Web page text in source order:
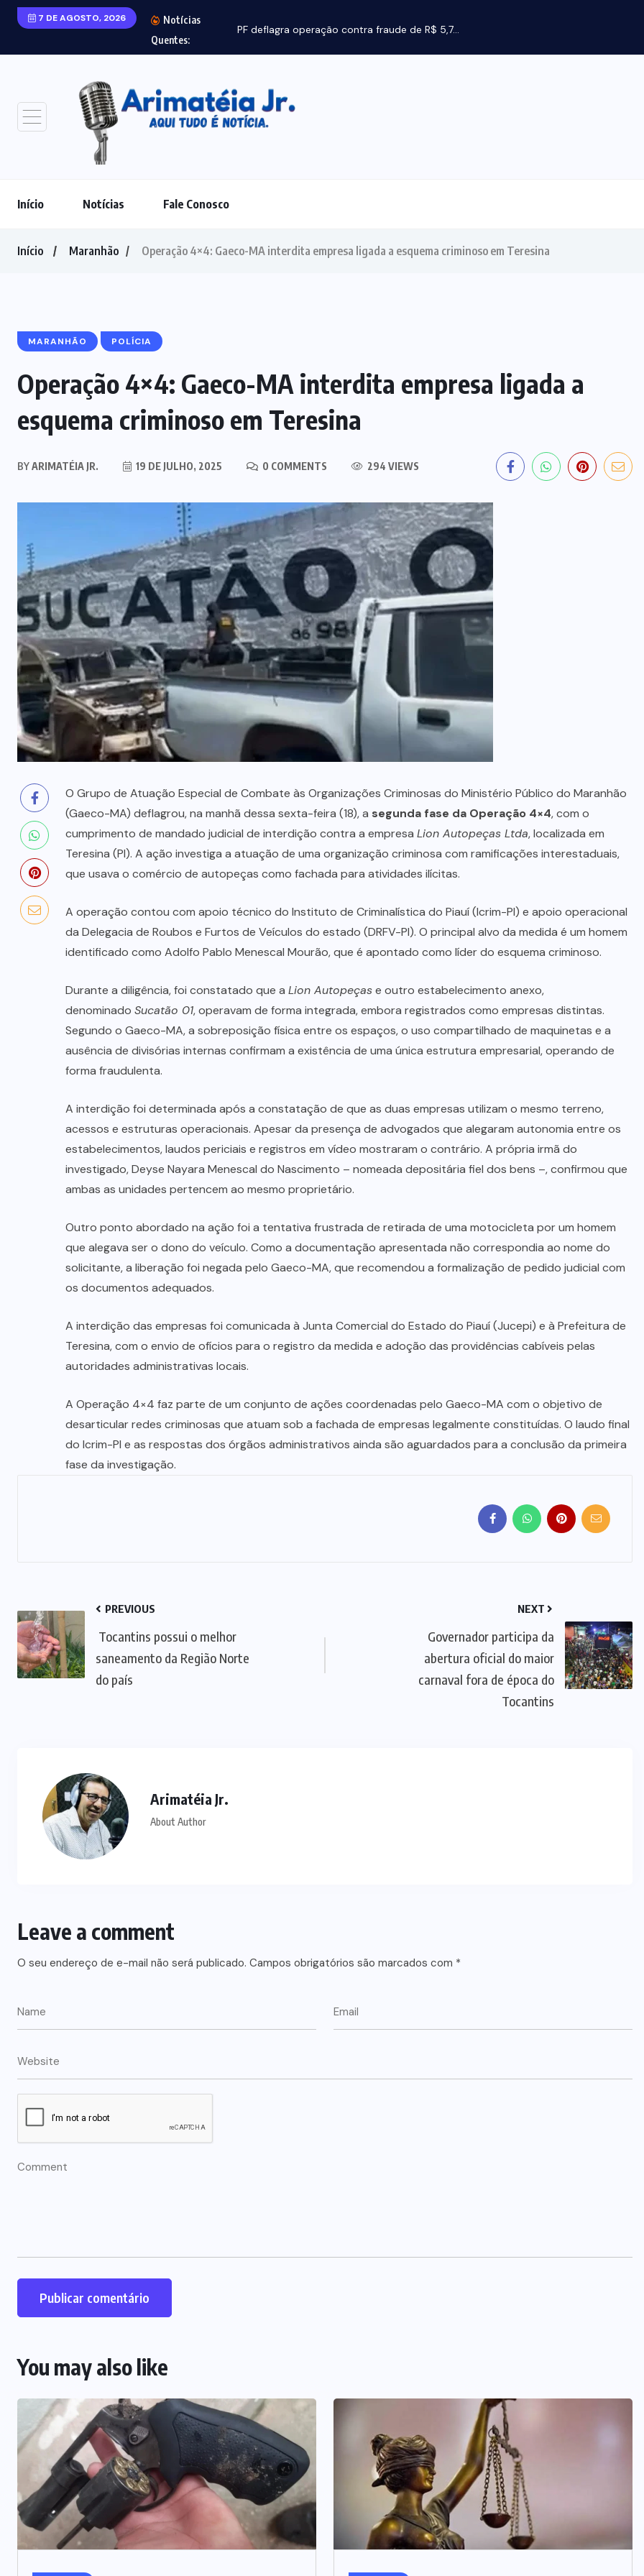
7 DE AGOSTO, 2026
Notícias
Quentes:
PF deflagra operação contra fraude de R$ 5,7...
Início Notícias Fale Conosco
Início Maranhão Operação 4×4: Gaeco-MA interdita empresa ligada a esquema criminoso em Teresina
MARANHÃO POLÍCIA
Operação 4×4: Gaeco-MA interdita empresa ligada a
esquema criminoso em Teresina
BYARIMATÉIA JR. 19 DE JULHO, 2025 0 COMMENTS 294 VIEWS
O Grupo de Atuação Especial de Combate às Organizações Criminosas do Ministério Público do Maranhão
(Gaeco-MA) deflagrou, na manhã dessa sexta-feira (18), a segunda fase da Operação 4×4, com o
cumprimento de mandado judicial de interdição contra a empresa Lion Autopeças Ltda, localizada em
Teresina (PI). A ação investiga a atuação de uma organização criminosa com ramificações interestaduais,
que usava o comércio de autopeças como fachada para atividades ilícitas.
A operação contou com apoio técnico do Instituto de Criminalística do Piauí (Icrim-PI) e apoio operacional
da Delegacia de Roubos e Furtos de Veículos do estado (DRFV-PI). O principal alvo da medida é um homem
identificado como Adolfo Pablo Menescal Mourão, que é apontado como líder do esquema criminoso.
Durante a diligência, foi constatado que a Lion Autopeçase outro estabelecimento anexo,
denominado Sucatão 01, operavam de forma integrada, embora registrados como empresas distintas.
Segundo o Gaeco-MA, a sobreposição física entre os espaços, o uso compartilhado de maquinetas e a
ausência de divisórias internas confirmam a existência de uma única estrutura empresarial, operando de
forma fraudulenta.
A interdição foi determinada após a constatação de que as duas empresas utilizam o mesmo terreno,
acessos e estruturas operacionais. Apesar da presença de advogados que alegaram autonomia entre os
estabelecimentos, laudos periciais e registros em vídeo mostraram o contrário. A própria irmã do
investigado, Deyse Nayara Menescal do Nascimento – nomeada depositária fiel dos bens –, confirmou que
ambas as unidades pertencem ao mesmo proprietário.
Outro ponto abordado na ação foi a tentativa frustrada de retirada de uma motocicleta por um homem
que alegava ser o dono do veículo. Como a documentação apresentada não correspondia ao nome do
solicitante, a liberação foi negada pelo Gaeco-MA, que recomendou a formalização de pedido judicial com
os documentos adequados.
A interdição das empresas foi comunicada à Junta Comercial do Estado do Piauí (Jucepi) e à Prefeitura de
Teresina, com o envio de ofícios para o registro da medida e adoção das providências cabíveis pelas
autoridades administrativas locais.
A Operação 4×4 faz parte de um conjunto de ações coordenadas pelo Gaeco-MA com o objetivo de
desarticular redes criminosas que atuam sob a fachada de empresas legalmente constituídas. O laudo final
do Icrim-PI e as respostas dos órgãos administrativos ainda são aguardados para a conclusão da primeira
fase da investigação.
PREVIOUS
Tocantins possui o melhor
saneamento da Região Norte
do país
NEXT
Governador participa da
abertura oficial do maior
carnaval fora de época do
Tocantins
Arimatéia Jr.
About Author
Leave a comment
O seu endereço de e-mail não será publicado. Campos obrigatórios são marcados com *
You may also like
MARANHÃO POLÍCIA
Mulher joga drogas no vaso
sanitário; polícia apreende 3 kg e
prende mãe e filho
7 DE AGOSTO, 2026